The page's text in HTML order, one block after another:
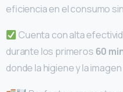
eficiencia en el consumo
Cuenta con alta
durante los primeros 60
donde la higiene y la